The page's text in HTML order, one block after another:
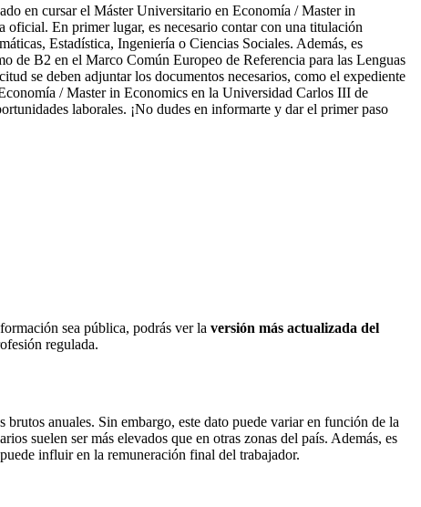
en cursar el Máster Universitario en Economía / Master in
oficial. En primer lugar, es necesario contar con una titulación
Estadística, Ingeniería o Ciencias Sociales. Además, es
de B2 en el Marco Común Europeo de Referencia para las Lenguas
se deben adjuntar los documentos necesarios, como el expediente
/ Master in Economics en la Universidad Carlos III de
laborales. ¡No dudes en informarte y dar el primer paso
sea pública, podrás ver la versión más actualizada del
regulada.
anuales. Sin embargo, este dato puede variar en función de la
suelen ser más elevados que en otras zonas del país. Además, es
influir en la remuneración final del trabajador.